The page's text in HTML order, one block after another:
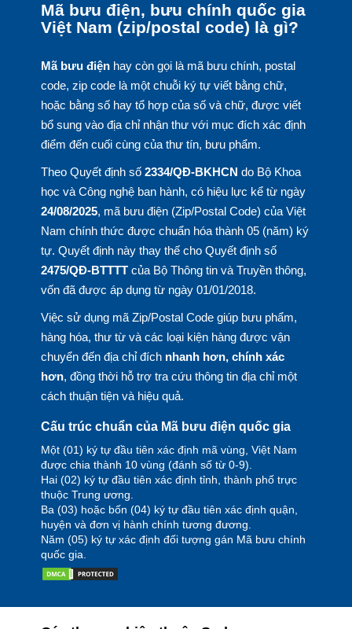
Mã bưu điện, bưu chính quốc gia
Việt Nam (zip/postal code) là gì?
Mã bưu điệnhay còn gọi là mã bưu chính, postal
code, zip code là một chuỗi ký tự viết bằng chữ,
hoặc bằng số hay tổ hợp của số và chữ, được viết
bổ sung vào địa chỉ nhận thư với mục đích xác định
điểm đến cuối cùng của thư tín, bưu phẩm.
Theo Quyết định số 2334/QĐ-BKHCN do Bộ Khoa
học và Công nghệ ban hành, có hiệu lực kể từ ngày
24/08/2025, mã bưu điện (Zip/Postal Code) của Việt
Nam chính thức được chuẩn hóa thành 05 (năm) ký
tự. Quyết định này thay thế cho Quyết định số
2475/QĐ-BTTTTcủa Bộ Thông tin và Truyền thông,
vốn đã được áp dụng từ ngày 01/01/2018.
Việc sử dụng mã Zip/Postal Code giúp bưu phẩm,
hàng hóa, thư từ và các loại kiện hàng được vận
chuyển đến địa chỉ đích nhanh hơn, chính xác
hơn, đồng thời hỗ trợ tra cứu thông tin địa chỉ một
cách thuận tiện và hiệu quả.
Cấu trúc chuẩn của Mã bưu điện quốc gia
Một (01) ký tự đầu tiên xác định mã vùng, Việt Nam
được chia thành 10 vùng (đánh số từ 0-9).
Hai (02) ký tự đầu tiên xác định tỉnh, thành phố trực
thuộc Trung ương.
Ba (03) hoặc bốn (04) ký tự đầu tiên xác định quận,
huyện và đơn vị hành chính tương đương.
Năm (05) ký tự xác định đối tượng gán Mã bưu chính
quốc gia.